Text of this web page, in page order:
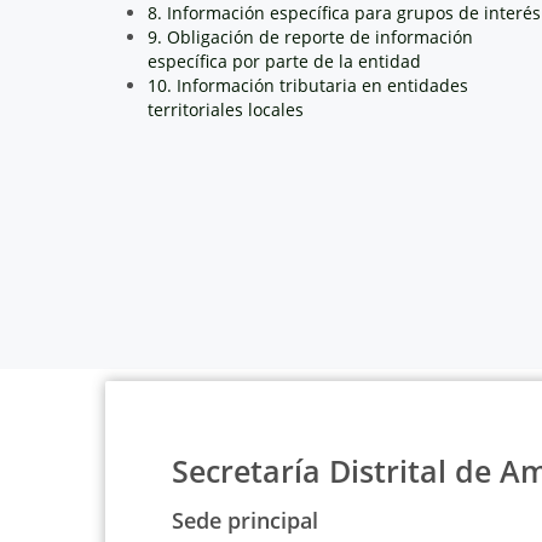
8. Información específica para grupos de interés
9. Obligación de reporte de información
específica por parte de la entidad
10. Información tributaria en entidades
territoriales locales
Secretaría Distrital de
Sede principal